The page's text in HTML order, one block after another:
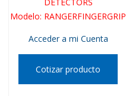
Modelo: RANGERFINGERGRIP
Acceder a mi Cuenta
Cotizar producto